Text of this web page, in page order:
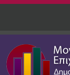
Παράκαμψη προς το